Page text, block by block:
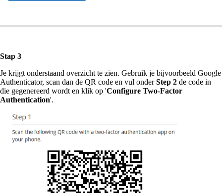
Stap 3
Je krijgt onderstaand overzicht te zien. Gebruik je bijvoorbeeld Google
Authenticator, scan dan de QR code en vul onderStep 2 de code in
die gegenereerd wordt en klik op 'Configure Two-Factor
Authentication'.